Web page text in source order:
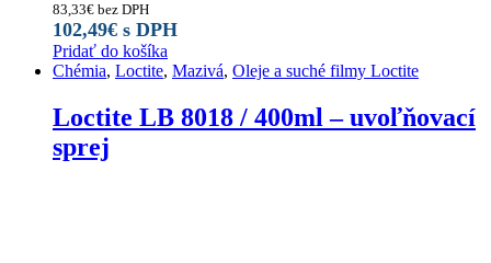
83,33€ bez DPH
102,49€ s DPH
Pridať do košíka
Chémia, Loctite, Mazivá, Oleje a suché filmy Loctite
Loctite LB 8018 / 400ml – uvoľňovací
sprej